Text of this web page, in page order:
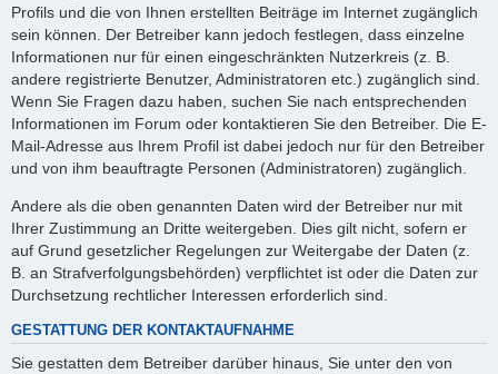
Profils und die von Ihnen erstellten Beiträge im Internet zugänglich
sein können. Der Betreiber kann jedoch festlegen, dass einzelne
Informationen nur für einen eingeschränkten Nutzerkreis (z. B.
andere registrierte Benutzer, Administratoren etc.) zugänglich sind.
Wenn Sie Fragen dazu haben, suchen Sie nach entsprechenden
Informationen im Forum oder kontaktieren Sie den Betreiber. Die E-
Mail-Adresse aus Ihrem Profil ist dabei jedoch nur für den Betreiber
und von ihm beauftragte Personen (Administratoren) zugänglich.
Andere als die oben genannten Daten wird der Betreiber nur mit
Ihrer Zustimmung an Dritte weitergeben. Dies gilt nicht, sofern er
auf Grund gesetzlicher Regelungen zur Weitergabe der Daten (z.
B. an Strafverfolgungsbehörden) verpflichtet ist oder die Daten zur
Durchsetzung rechtlicher Interessen erforderlich sind.
GESTATTUNG DER KONTAKTAUFNAHME
Sie gestatten dem Betreiber darüber hinaus, Sie unter den von